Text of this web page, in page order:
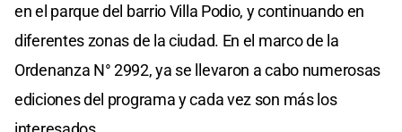
en el parque del barrio Villa Podio, y continuando en
diferentes zonas de la ciudad. En el marco de la
Ordenanza N° 2992, ya se llevaron a cabo numerosas
ediciones del programa y cada vez son más los